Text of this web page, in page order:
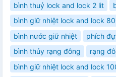
bình thuỷ lock and lock 2 lit
bình giữ nhiệt lock and lock
bình nước giữ nhiệt
phích
bình thủy rạng đông
rạng
bình giữ nhiệt lock and lock